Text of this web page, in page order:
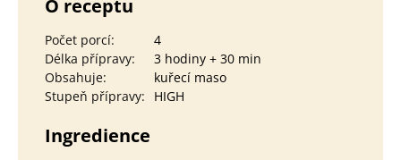
O receptu
Počet porcí:
4
Délka přípravy:
3 hodiny + 30 min
Obsahuje:
kuřecí maso
Stupeň přípravy: HIGH
Ingredience